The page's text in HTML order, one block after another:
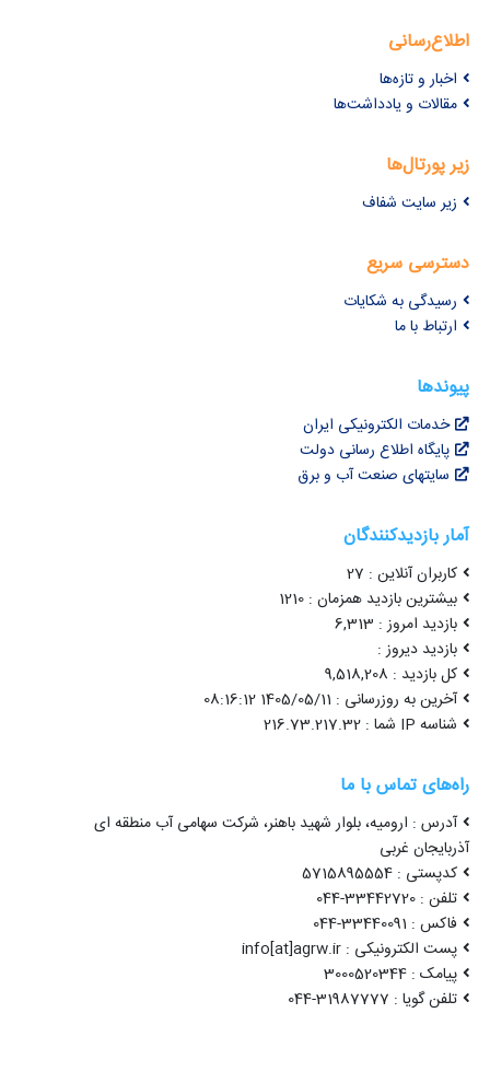
اطلاع‌رسانی
اخبار و تازه‌ها
مقالات و یادداشت‌ها
زیر پورتال‌ها
زیر سایت شفاف
دسترسی سریع
رسیدگی به شکایات
ارتباط با ما
پیوندها
خدمات الکترونیکی ایران
پایگاه اطلاع رسانی دولت
سایتهای صنعت آب و برق
آمار بازدیدکنندگان
کاربران آنلاین : 27
بیشترین بازدید همزمان : 1210
بازدید امروز : 6,313
بازدید دیروز :
کل بازدید : 9,518,208
آخرین به روزرسانی : 1405/05/11 08:16:12
شناسه IP شما : 216.73.217.32
راه‌های تماس با ما
آدرس : ارومیه، بلوار شهید باهنر، شرکت سهامی آب منطقه ای
آذربایجان غربی
کدپستی : 5715895554
تلفن : 33442720-044
فاکس : 33440091-044
پست الکترونیکی : info[at]agrw.ir
پیامک : 3000520344
تلفن گویا : 31987777-044